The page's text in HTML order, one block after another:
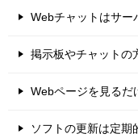
Webチャットはサー
掲示板やチャットの
Webページを見るだ
ソフトの更新は定期